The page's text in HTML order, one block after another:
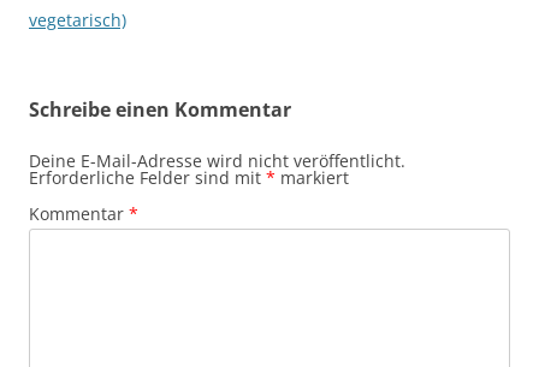
vegetarisch)
Schreibe einen Kommentar
Deine E-Mail-Adresse wird nicht veröffentlicht.
Erforderliche Felder sind mit * markiert
Kommentar *